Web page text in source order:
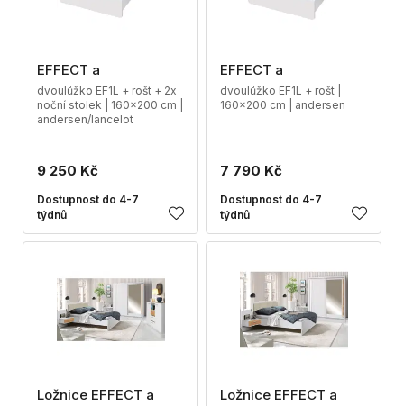
EFFECT a
dvoulůžko EF1L + rošt + 2x
noční stolek | 160x200 cm |
andersen/lancelot
9 250 Kč
Dostupnost do 4-7
týdnů
EFFECT a
dvoulůžko EF1L + rošt |
160x200 cm | andersen
7 790 Kč
Dostupnost do 4-7
týdnů
Ložnice EFFECT a Ložnice EFFECT a